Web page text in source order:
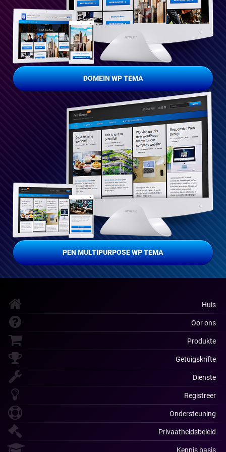
DOMEIN WP TEMA
PEN MULTIPURPOSE WP TEMA
Huis
Oor ons
Produkte
Getuigskrifte
Dienste
Registreer
Ondersteuning
Privaatheidsbeleid
Kennis basis